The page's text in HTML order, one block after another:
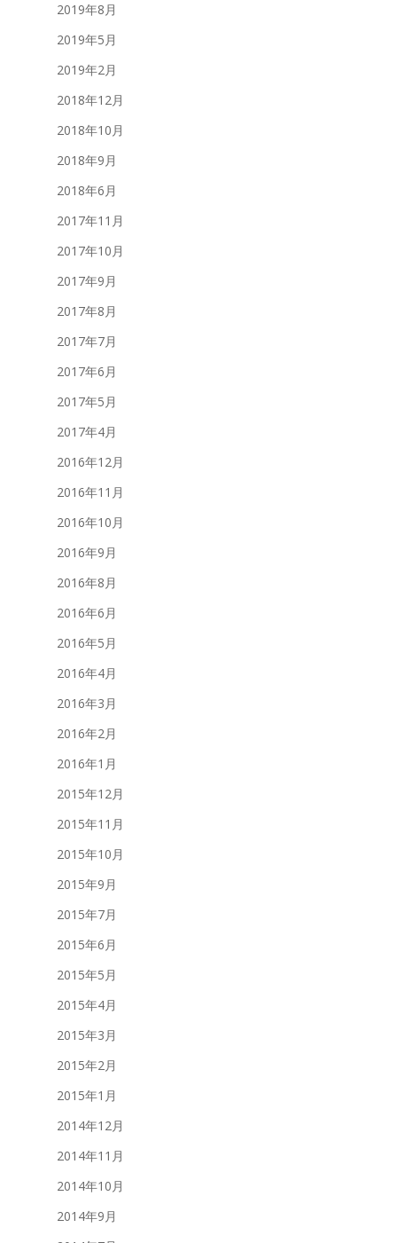
2019年8月
2019年5月
2019年2月
2018年12月
2018年10月
2018年9月
2018年6月
2017年11月
2017年10月
2017年9月
2017年8月
2017年7月
2017年6月
2017年5月
2017年4月
2016年12月
2016年11月
2016年10月
2016年9月
2016年8月
2016年6月
2016年5月
2016年4月
2016年3月
2016年2月
2016年1月
2015年12月
2015年11月
2015年10月
2015年9月
2015年7月
2015年6月
2015年5月
2015年4月
2015年3月
2015年2月
2015年1月
2014年12月
2014年11月
2014年10月
2014年9月